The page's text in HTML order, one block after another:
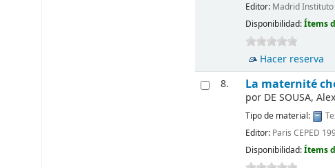
Editor: Madrid
Disponibilidad:Ítems
Hacer reserva
8.
La maternité
por DE SOUSA,
Tipo de material:
Editor: Paris CEPED
Disponibilidad:Ítems